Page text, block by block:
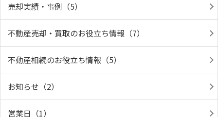
売却実績・事例（5）
不動産売却・買取のお役立ち情報（7）
不動産相続のお役立ち情報（5）
お知らせ（2）
営業日（1）